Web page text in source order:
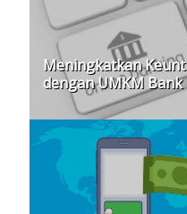
Meningkatkan
dengan UMKM Bank